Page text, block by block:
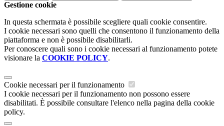
Gestione cookie
In questa schermata è possibile scegliere quali cookie consentire.
I cookie necessari sono quelli che consentono il funzionamento della
piattaforma e non è possibile disabilitarli.
Per conoscere quali sono i cookie necessari al funzionamento potete
visionare la COOKIE POLICY.
Cookie necessari per il funzionamento
I cookie necessari per il funzionamento non possono essere
disabilitati. È possibile consultare l'elenco nella pagina della cookie
policy.